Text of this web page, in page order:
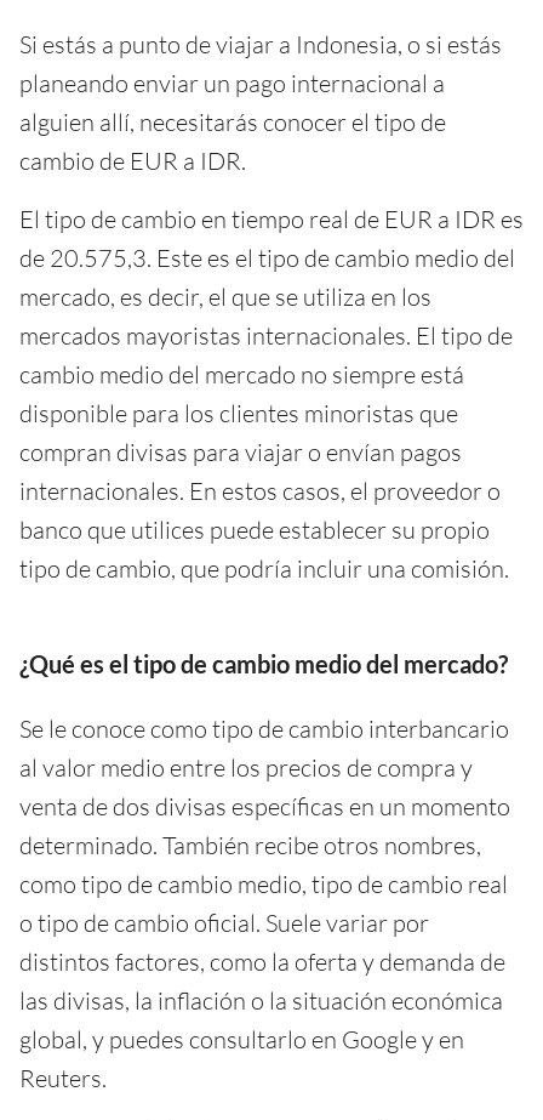
Si estás a punto de viajar a Indonesia, o si estás
planeando enviar un pago internacional a
alguien allí, necesitarás conocer el tipo de
cambio de EUR a IDR.
El tipo de cambio en tiempo real de EUR a IDR es
de 20.575,3. Este es el tipo de cambio medio del
mercado, es decir, el que se utiliza en los
mercados mayoristas internacionales. El tipo de
cambio medio del mercado no siempre está
disponible para los clientes minoristas que
compran divisas para viajar o envían pagos
internacionales. En estos casos, el proveedor o
banco que utilices puede establecer su propio
tipo de cambio, que podría incluir una comisión.
¿Qué es el tipo de cambio medio del mercado?
Se le conoce como tipo de cambio interbancario
al valor medio entre los precios de compra y
venta de dos divisas específicas en un momento
determinado. También recibe otros nombres,
como tipo de cambio medio, tipo de cambio real
o tipo de cambio oficial. Suele variar por
distintos factores, como la oferta y demanda de
las divisas, la inflación o la situación económica
global, y puedes consultarlo en Google y en
Reuters.